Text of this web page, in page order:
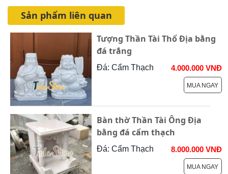
Sản phẩm liên quan
Tượng Thần Tài Thổ Địa bằng
đá trắng
Đá: Cẩm Thạch 4.000.000 VNĐ
MUA NGAY
Bàn thờ Thần Tài Ông Địa
bằng đá cẩm thạch
Đá: Cẩm Thạch 8.000.000 VNĐ
MUA NGAY